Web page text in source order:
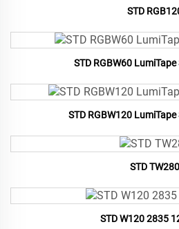
STD
STD RGBW60 LumiTape
STD RGBW120 LumiTape
STD TW280
STD W120 2835